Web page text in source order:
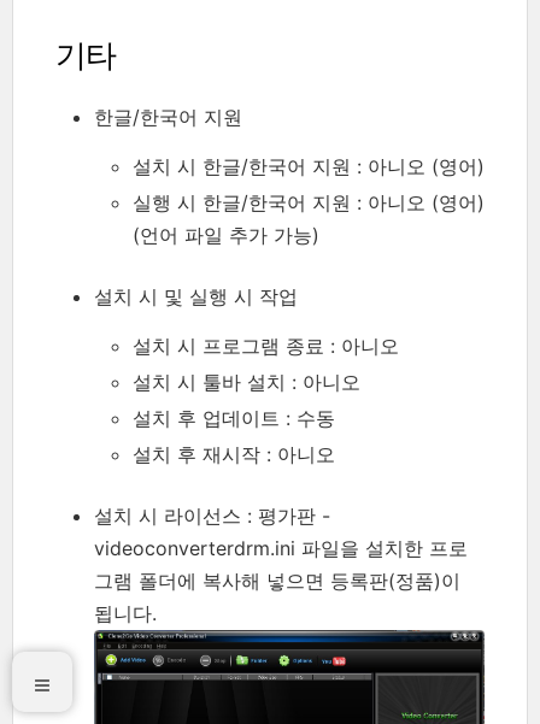
기타
한글/한국어 지원
설치 시 한글/한국어 지원 : 아니오 (영어)
실행 시 한글/한국어 지원 : 아니오 (영어)
(언어 파일 추가 가능)
설치 시 및 실행 시 작업
설치 시 프로그램 종료 : 아니오
설치 시 툴바 설치 : 아니오
설치 후 업데이트 : 수동
설치 후 재시작 : 아니오
설치 시 라이선스 : 평가판 -
videoconverterdrm.ini 파일을 설치한 프로
그램 폴더에 복사해 넣으면 등록판(정품)이
됩니다.